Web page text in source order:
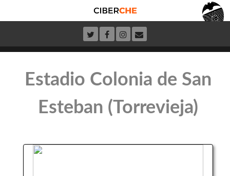
Estadio Colonia de San
Esteban (Torrevieja)